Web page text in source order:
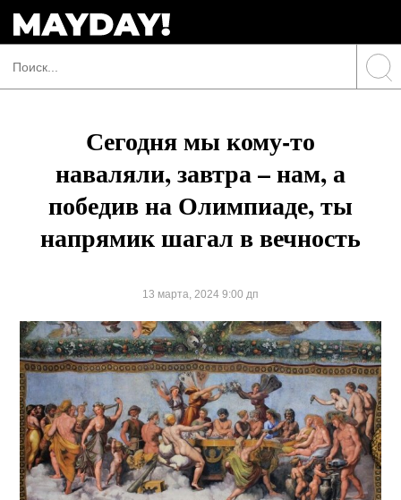
Сегодня мы кому-то
наваляли, завтра – нам, а
победив на Олимпиаде, ты
напрямик шагал в вечность
13 марта, 2024 9:00 дп